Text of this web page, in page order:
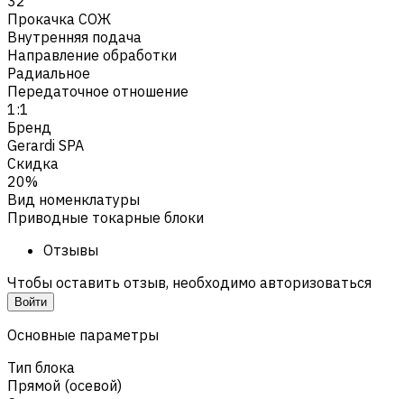
Прокачка СОЖ
Внутренняя подача
Направление обработки
Радиальное
Передаточное отношение
1:1
Бренд
Gerardi SPA
Скидка
20%
Вид номенклатуры
Приводные токарные блоки
Отзывы
Чтобы оставить отзыв, необходимо авторизоваться
Войти
Основные параметры
Тип блока
Прямой (осевой)